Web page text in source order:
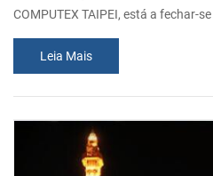
COMPUTEX TAIPEI, está a fechar-
atraiu 1,685 expositores e 42,495
de mostra. Nos últimos anos,
tem exibido com sucesso na
nossa nova solução de impressão
Como um dos quatro grandes
Leia Mais